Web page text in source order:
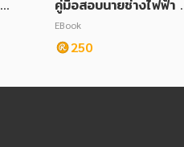
คู่มือสอบนายช่างไฟฟ้า
รมอุตุนิยมวิทยา
EBook
250